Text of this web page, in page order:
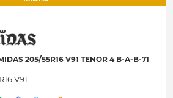
205/55R16 V91 TENOR 4 B-A-B-71
V91